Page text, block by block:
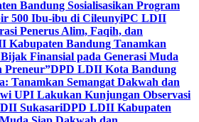
Bandung Sosialisasikan Program
500 Ibu-ibu di CileunyiPC LDII
Penerus Alim, Faqih, dan
Kabupaten Bandung Tanamkan
Finansial pada Generasi Muda
Preneur”DPD LDII Kota Bandung
Tanamkan Semangat Dakwah dan
UPI Lakukan Kunjungan Observasi
SukasariDPD LDII Kabupaten